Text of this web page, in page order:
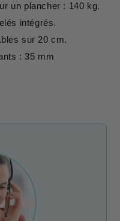
un plancher : 140 kg.
intégrés.
sur 20 cm.
: 35 mm